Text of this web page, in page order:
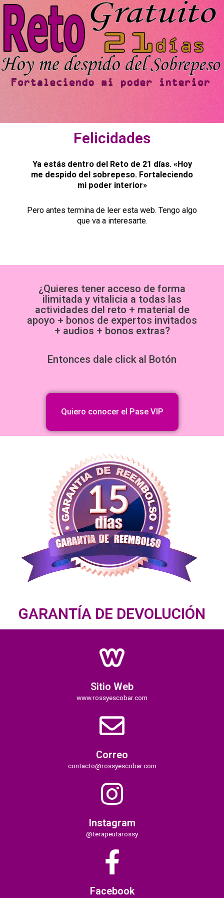
Felicidades
Ya estás dentro del Reto de 21 días. «Hoy
me despido del sobrepeso. Fortaleciendo
mi poder interior»
Pero antes termina de leer esta web. Tengo algo
que va a interesarte.
¿Quieres tener acceso de forma
ilimitada y vitalicia a todas las
actividades del reto + material de
apoyo + bonos de expertos invitados
+ audios + bonos extras?
Entonces dale click al Botón
Quiero conocer el Pase VIP
GARANTÍA DE DEVOLUCIÓN
Sitio Web
www.rossyescobar.com
Correo
contacto@rossyescobar.com
Instagram
@terapeutarossy
Facebook